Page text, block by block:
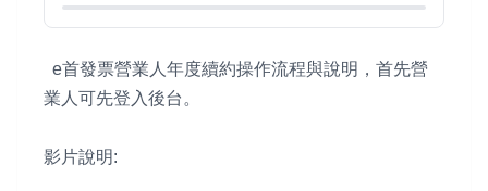
e首發票營業人年度續約操作流程與說明，首先營
業人可先登入後台。
影片說明: